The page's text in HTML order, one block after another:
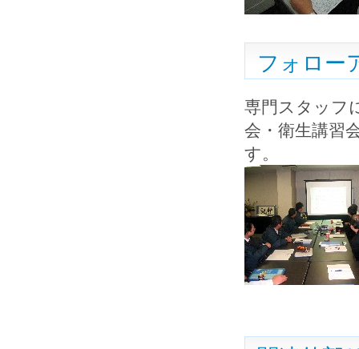
フォロー
専門スタッフ
会・衛生講習
す。